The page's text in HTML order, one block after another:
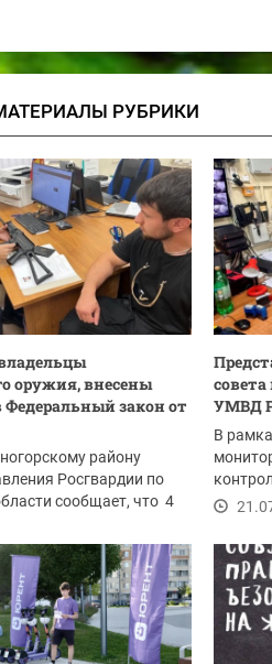
РУБРИКИ
оружия, внесены
закон от
району
Росгвардии по
сообщает, что 4
УМВД
В